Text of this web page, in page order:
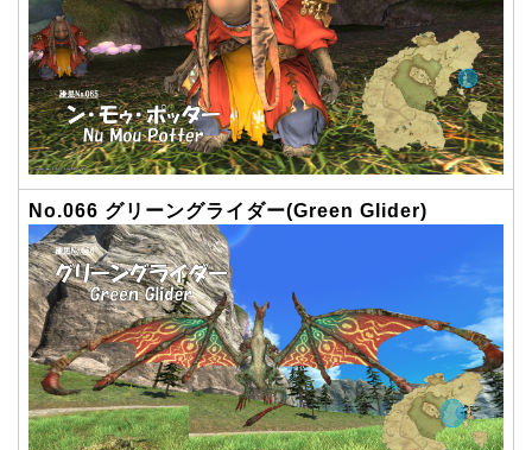
No.066 グリーングライダー(Green Glider)